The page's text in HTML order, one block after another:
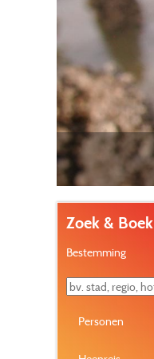
Zoek & Boek
Bestemming
Personen